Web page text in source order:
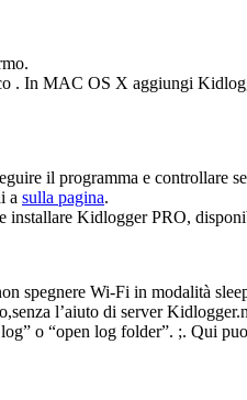
. In MAC OS X aggiungi
il programma e controllare
a sulla pagina.
installare Kidlogger PRO,
spegnere Wi-Fi in modalità
l’aiuto di server
o “open log folder”. ;. Qui